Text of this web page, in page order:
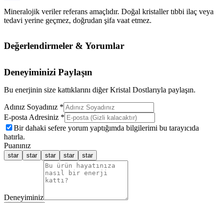
Mineralojik veriler referans amaçlıdır. Doğal kristaller tıbbi ilaç veya
tedavi yerine geçmez, doğrudan şifa vaat etmez.
Değerlendirmeler & Yorumlar
Deneyiminizi Paylaşın
Bu enerjinin size kattıklarını diğer Kristal Dostlarıyla paylaşın.
Adınız Soyadınız *
E-posta Adresiniz *
Bir dahaki sefere yorum yaptığımda bilgilerimi bu tarayıcıda
hatırla.
Puanınız
star star star star star
Deneyiminiz